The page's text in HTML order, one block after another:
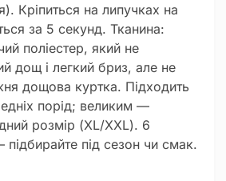
Кріпиться на липучках на
за 5 секунд. Тканина:
поліестер, який не
дощ і легкий бриз, але не
дощова куртка. Підходить
порід; великим —
розмір (XL/XXL). 6
підбирайте під сезон чи смак.